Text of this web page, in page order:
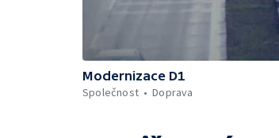
Modernizace D1
Společnost
Doprava